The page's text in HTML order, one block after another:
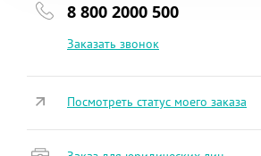
8 800 2000 500
Заказать звонок
Посмотреть статус моего заказа